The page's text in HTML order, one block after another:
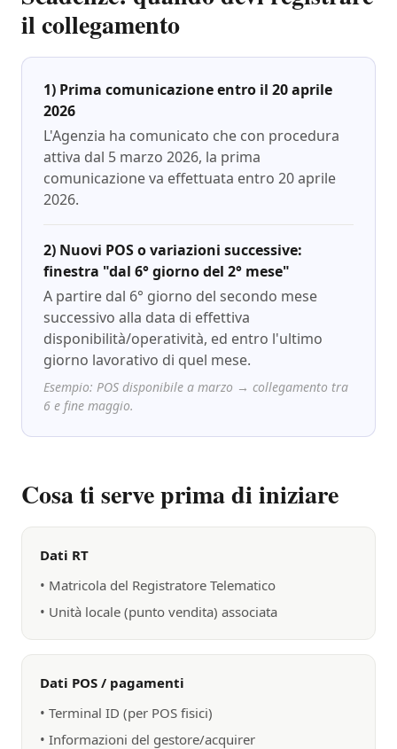
il collegamento
1) Prima comunicazione entro il 20 aprile
2026
L'Agenzia ha comunicato che con procedura
attiva dal 5 marzo 2026, la prima
comunicazione va effettuata entro 20 aprile
2026.
2) Nuovi POS o variazioni successive:
finestra "dal 6° giorno del 2° mese"
A partire dal 6° giorno del secondo mese
successivo alla data di effettiva
disponibilità/operatività, ed entro l'ultimo
giorno lavorativo di quel mese.
Esempio: POS disponibile a marzo → collegamento tra
6 e fine maggio.
Cosa ti serve prima di iniziare
Dati RT
• Matricola del Registratore Telematico
• Unità locale (punto vendita) associata
Dati POS / pagamenti
• Terminal ID (per POS fisici)
• Informazioni del gestore/acquirer